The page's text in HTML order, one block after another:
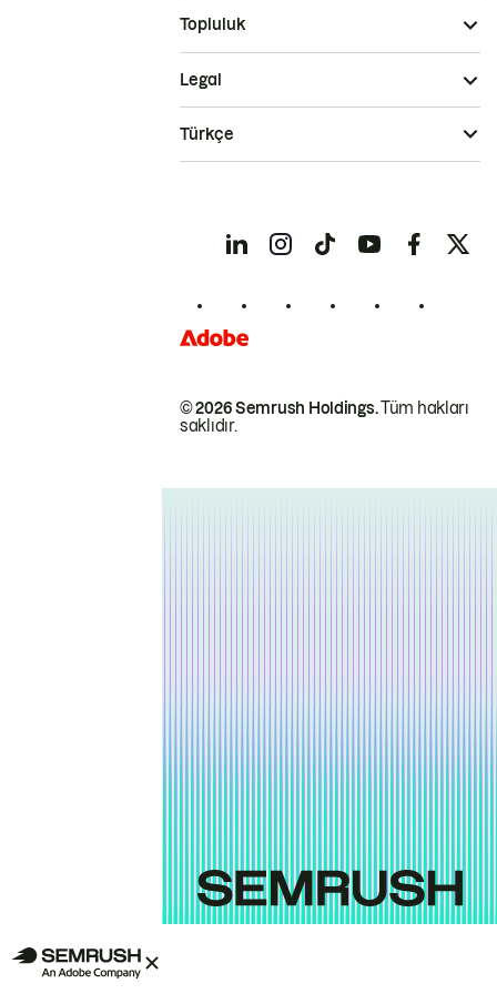
Topluluk
© 2026 Semrush Holdings.Tüm hakları
saklıdır.
Legal
Türkçe